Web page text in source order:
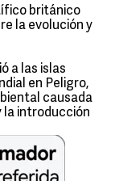
británico
la evolución y
a las islas
en Peligro,
causada
la introducción